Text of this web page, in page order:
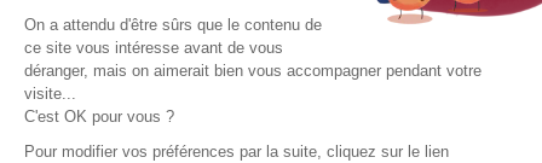
On a attendu d'être sûrs que le contenu de
ce site vous intéresse avant de vous
déranger, mais on aimerait bien vous accompagner pendant votre
visite...
C'est OK pour vous ?
Pour modifier vos préférences par la suite, cliquez sur le lien